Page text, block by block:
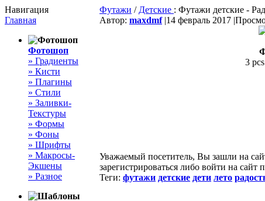
Навигация
Главная
Фотошоп
» Градиенты
» Кисти
» Плагины
» Стили
» Заливки-
Текстуры
» Формы
» Фоны
» Шрифты
» Макросы-
Экшены
» Разное
Футажи / Детские : Футажи детские -
Автор: maxdmf|14 февраль 2017 |
3
Уважаемый посетитель, Вы зашли на
зарегистрироваться либо войти на сайт
Теги: футажи детские дети лето